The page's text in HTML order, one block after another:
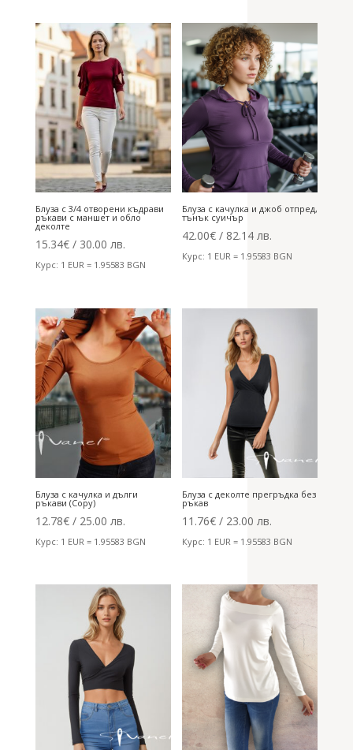
Блуза с 3/4 отворени къдрави
ръкави с маншет и обло
деколте
15.34€/ 30.00 лв.
Курс: 1 EUR = 1.95583 BGN
Блуза с качулка и джоб отпред,
тънък суичър
42.00€ / 82.14 лв.
Курс: 1 EUR = 1.95583 BGN
Блуза с качулка и дълги
ръкави (Copy)
12.78€/ 25.00 лв.
Курс: 1 EUR = 1.95583 BGN
Блуза с деколте прегръдка без
ръкав
11.76€ / 23.00 лв.
Курс: 1 EUR = 1.95583 BGN